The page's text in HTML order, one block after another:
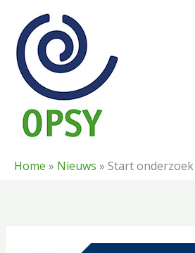
naar
inhoud
Home » Nieuws » Start